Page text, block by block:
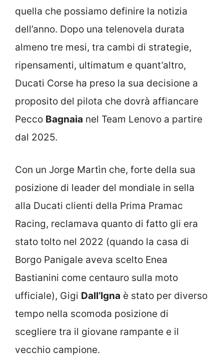
quella che possiamo definire la notizia
dell’anno. Dopo una telenovela durata
almeno tre mesi, tra cambi di strategie,
ripensamenti, ultimatum e quant’altro,
Ducati Corse ha preso la sua decisione a
proposito del pilota che dovrà affiancare
Pecco Bagnaia nel Team Lenovo a partire
dal 2025.
Con un Jorge Martìn che, forte della sua
posizione di leader del mondiale in sella
alla Ducati clienti della Prima Pramac
Racing, reclamava quanto di fatto gli era
stato tolto nel 2022 (quando la casa di
Borgo Panigale aveva scelto Enea
Bastianini come centauro sulla moto
ufficiale), Gigi Dall’Igna è stato per diverso
tempo nella scomoda posizione di
scegliere tra il giovane rampante e il
vecchio campione.